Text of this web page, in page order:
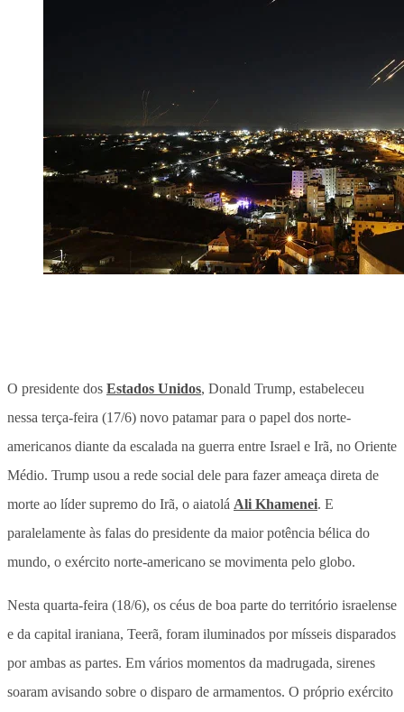
O presidente dos Estados Unidos, Donald Trump, estabeleceu
nessa terça-feira (17/6) novo patamar para o papel dos norte-
americanos diante da escalada na guerra entre Israel e Irã, no Oriente
Médio. Trump usou a rede social dele para fazer ameaça direta de
morte ao líder supremo do Irã, o aiatolá Ali Khamenei. E
paralelamente às falas do presidente da maior potência bélica do
mundo, o exército norte-americano se movimenta pelo globo.
Nesta quarta-feira (18/6), os céus de boa parte do território israelense
e da capital iraniana, Teerã, foram iluminados por mísseis disparados
por ambas as partes. Em vários momentos da madrugada, sirenes
soaram avisando sobre o disparo de armamentos. O próprio exército